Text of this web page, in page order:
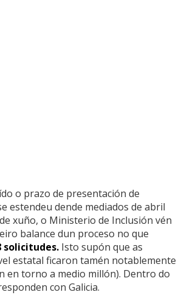
o prazo de presentación de
estendeu dende mediados de abril
xuño, o Ministerio de Inclusión vén
balance dun proceso no que
solicitudes. Isto supón que as
estatal ficaron tamén notablemente
en torno a medio millón). Dentro do
con Galicia.